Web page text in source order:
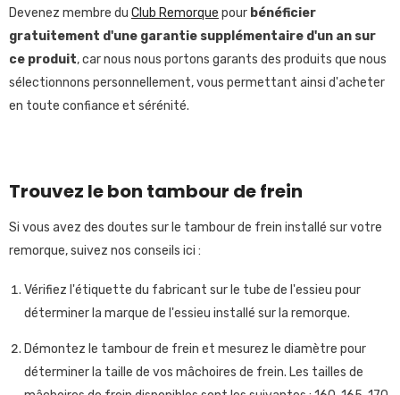
Devenez membre du Club Remorque pour bénéficier
gratuitement d'une garantie supplémentaire d'un an sur
ce produit, car nous nous portons garants des produits que nous
sélectionnons personnellement, vous permettant ainsi d'acheter
en toute confiance et sérénité.
Trouvez le bon tambour de frein
Si vous avez des doutes sur le tambour de frein installé sur votre
remorque, suivez nos conseils ici :
Vérifiez l'étiquette du fabricant sur le tube de l'essieu pour
déterminer la marque de l'essieu installé sur la remorque.
Démontez le tambour de frein et mesurez le diamètre pour
déterminer la taille de vos mâchoires de frein. Les tailles de